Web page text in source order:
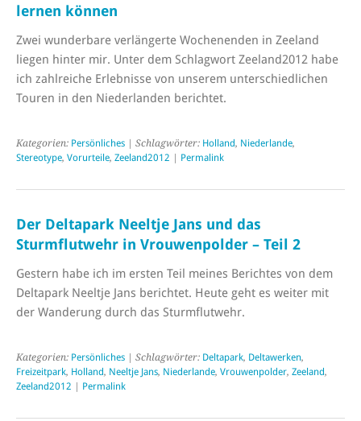
lernen können
Zwei wunderbare verlängerte Wochenenden in Zeeland
liegen hinter mir. Unter dem Schlagwort Zeeland2012 habe
ich zahlreiche Erlebnisse von unserem unterschiedlichen
Touren in den Niederlanden berichtet.
Kategorien: Persönliches | Schlagwörter: Holland, Niederlande,
Stereotype, Vorurteile, Zeeland2012 | Permalink
Der Deltapark Neeltje Jans und das
Sturmflutwehr in Vrouwenpolder – Teil 2
Gestern habe ich im ersten Teil meines Berichtes von dem
Deltapark Neeltje Jans berichtet. Heute geht es weiter mit
der Wanderung durch das Sturmflutwehr.
Kategorien: Persönliches | Schlagwörter: Deltapark, Deltawerken,
Freizeitpark, Holland, Neeltje Jans, Niederlande, Vrouwenpolder, Zeeland,
Zeeland2012 | Permalink